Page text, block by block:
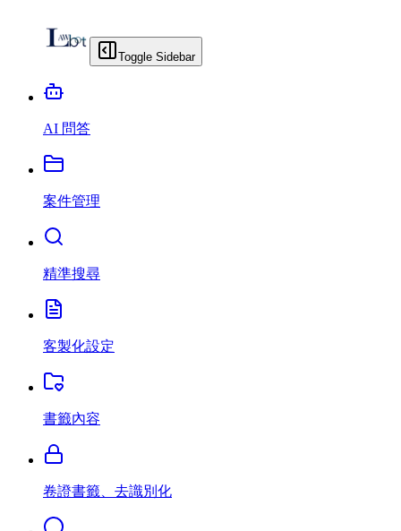
Toggle Sidebar
AI 問答
案件管理
精準搜尋
客製化設定
書籤內容
卷證書籤、去識別化